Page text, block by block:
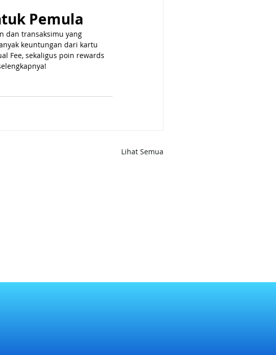
Pemula
dan transaksimu yang
keuntungan dari kartu
Fee, sekaligus poin rewards
Lihat Semua